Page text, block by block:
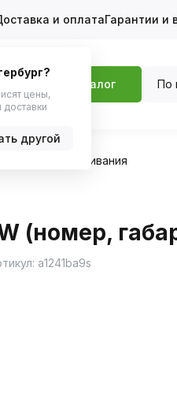
и оплатаГарантии и
Каталог По
Лампы накаливания
(номер,
а1241ba9s
цены,
другой